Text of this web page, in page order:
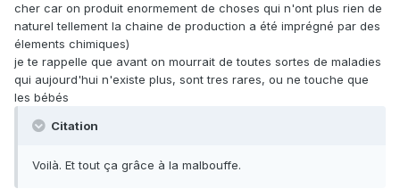
cher car on produit enormement de choses qui n'ont plus rien de
naturel tellement la chaine de production a été imprégné par des
élements chimiques)
je te rappelle que avant on mourrait de toutes sortes de maladies
qui aujourd'hui n'existe plus, sont tres rares, ou ne touche que
les bébés
Citation
Voilà. Et tout ça grâce à la malbouffe.